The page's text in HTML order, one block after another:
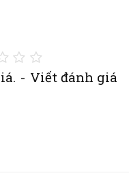
- Viết đánh giá